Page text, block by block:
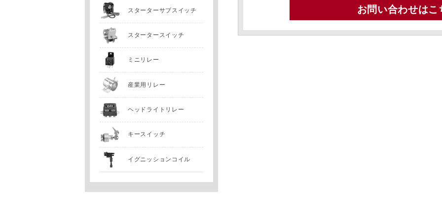
お問い合わせはこ
スターターサブスイッチ
スタータースイッチ
ミニリレー
産業用リレー
ヘッドライトリレー
キースイッチ
イグニッションコイル